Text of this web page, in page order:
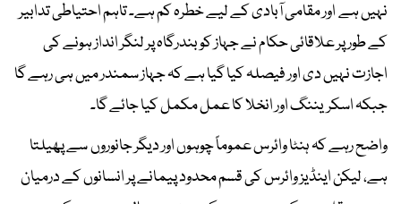
نہیں ہے اور مقامی آبادی کے لیے خطرہ کم ہے۔ تاہم احتیاطی تدابیر
کے طور پر علاقائی حکام نے جہاز کو بندرگاہ پر لنگر انداز ہونے کی
اجازت نہیں دی اور فیصلہ کیا گیا ہے کہ جہاز سمندر میں ہی رہے گا
جبکہ اسکریننگ اور انخلا کا عمل مکمل کیا جائے گا۔
واضح رہے کہ ہنٹا وائرس عموماً چوہوں اور دیگر جانوروں سے پھیلتا
ہے، لیکن اینڈیز وائرس کی قسم محدود پیمانے پر انسانوں کے درمیان